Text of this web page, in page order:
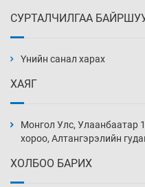
16 цаг 26 мин
16 цаг 56 мин
СУРТАЛЧИЛГАА
Үнийн санал харах
ХАЯГ
Монгол Улс, Улаанбаатар
хороо, Алтангэрэлийн
ХОЛБОО БАРИХ